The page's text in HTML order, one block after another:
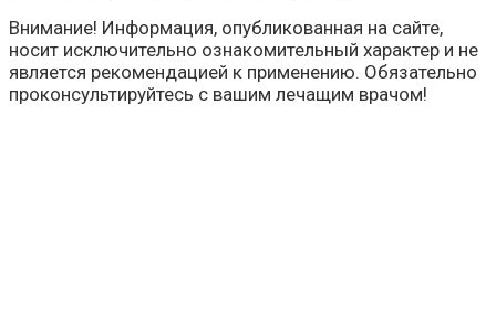
Внимание! Информация, опубликованная на сайте,
носит исключительно ознакомительный характер и не
является рекомендацией к применению. Обязательно
проконсультируйтесь с вашим лечащим врачом!